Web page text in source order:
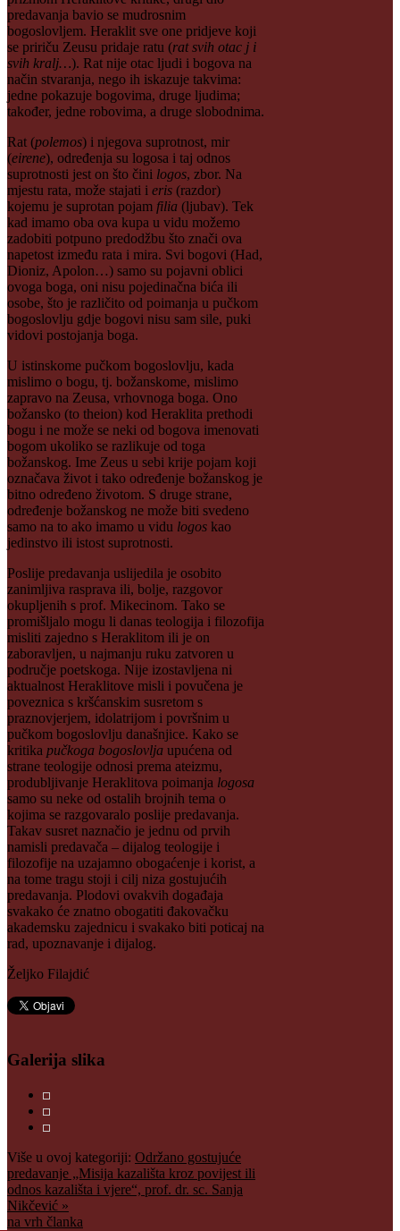
predavanja bavio se mudrosnim
bogoslovljem. Heraklit sve one pridjeve koji
se pririču Zeusu pridaje ratu (rat svih otac j i
svih kralj…). Rat nije otac ljudi i bogova na
način stvaranja, nego ih iskazuje takvima:
jedne pokazuje bogovima, druge ljudima;
također, jedne robovima, a druge slobodnima.
Rat (polemos) i njegova suprotnost, mir
(eirene), određenja su logosa i taj odnos
suprotnosti jest on što čini logos, zbor. Na
mjestu rata, može stajati i eris (razdor)
kojemu je suprotan pojam filia (ljubav). Tek
kad imamo oba ova kupa u vidu možemo
zadobiti potpuno predodžbu što znači ova
napetost između rata i mira. Svi bogovi (Had,
Dioniz, Apolon…) samo su pojavni oblici
ovoga boga, oni nisu pojedinačna bića ili
osobe, što je različito od poimanja u pučkom
bogoslovlju gdje bogovi nisu sam sile, puki
vidovi postojanja boga.
U istinskome pučkom bogoslovlju, kada
mislimo o bogu, tj. božanskome, mislimo
zapravo na Zeusa, vrhovnoga boga. Ono
božansko (to theion) kod Heraklita prethodi
bogu i ne može se neki od bogova imenovati
bogom ukoliko se razlikuje od toga
božanskog. Ime Zeus u sebi krije pojam koji
označava život i tako određenje božanskog je
bitno određeno životom. S druge strane,
određenje božanskog ne može biti svedeno
samo na to ako imamo u vidu logos kao
jedinstvo ili istost suprotnosti.
Poslije predavanja uslijedila je osobito
zanimljiva rasprava ili, bolje, razgovor
okupljenih s prof. Mikecinom. Tako se
promišljalo mogu li danas teologija i filozofija
misliti zajedno s Heraklitom ili je on
zaboravljen, u najmanju ruku zatvoren u
područje poetskoga. Nije izostavljena ni
aktualnost Heraklitove misli i povučena je
poveznica s kršćanskim susretom s
praznovjerjem, idolatrijom i površnim u
pučkom bogoslovlju današnjice. Kako se
kritika pučkoga bogoslovlja upućena od
strane teologije odnosi prema ateizmu,
produbljivanje Heraklitova poimanja logosa
samo su neke od ostalih brojnih tema o
kojima se razgovaralo poslije predavanja.
Takav susret naznačio je jednu od prvih
namisli predavača – dijalog teologije i
filozofije na uzajamno obogaćenje i korist, a
na tome tragu stoji i cilj niza gostujućih
predavanja. Plodovi ovakvih događaja
svakako će znatno obogatiti đakovačku
akademsku zajednicu i svakako biti poticaj na
rad, upoznavanje i dijalog.
Željko Filajdić
Galerija slika
Više u ovoj kategoriji: Održano gostujuće
predavanje „Misija kazališta kroz povijest ili
odnos kazališta i vjere“, prof. dr. sc. Sanja
Nikčević »
na vrh članka